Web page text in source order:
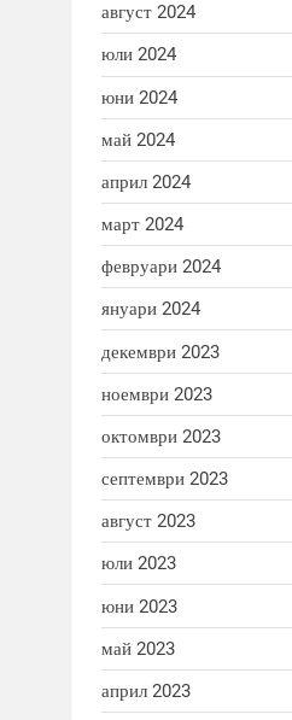
август 2024
юли 2024
юни 2024
май 2024
април 2024
март 2024
февруари 2024
януари 2024
декември 2023
ноември 2023
октомври 2023
септември 2023
август 2023
юли 2023
юни 2023
май 2023
април 2023